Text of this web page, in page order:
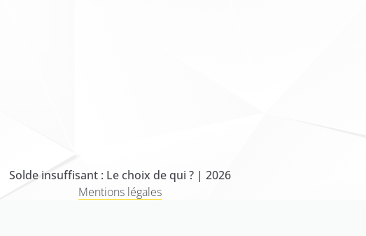
Solde insuffisant : Le choix de qui ? | 2026
Mentions légales